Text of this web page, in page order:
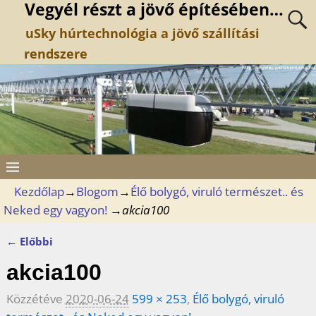
Vegyél részt a jövő építésében…
uSky húrtechnológia a jövő szállítási
rendszere
Kezdőlap→Blogom→Élő bolygó, viruló természet.. és
Neked egy vagyon! →akcia100
← Előbbi
akcia100
Közzétéve 2020-06-24 599 × 253, Élő bolygó, viruló